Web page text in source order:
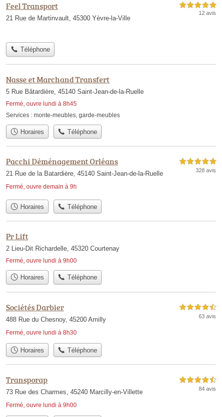
Feel Transport
21 Rue de Martinvault, 45300 Yèvre-la-Ville
5,0 étoiles sur 5
12 avis
Téléphone
Nasse et Marchand Transfert
5 Rue Bâtardière, 45140 Saint-Jean-de-la-Ruelle
Fermé, ouvre lundi à 8h45
Services : monte-meubles garde-meubles
Horaires Téléphone
Pacchi Déménagement Orléans
21 Rue de la Batardière, 45140 Saint-Jean-de-la-Ruelle
Fermé, ouvre demain à 9h
5,0 étoiles sur 5
328 avis
Horaires Téléphone
Pr Lift
2 Lieu-Dit Richardelle, 45320 Courtenay
Fermé, ouvre lundi à 9h00
Horaires Téléphone
Sociétés Darbier
488 Rue du Chesnoy, 45200 Amilly
Fermé, ouvre lundi à 8h30
4,5 étoiles sur 5
63 avis
Horaires Téléphone
Transporap
73 Rue des Charmes, 45240 Marcilly-en-Villette
Fermé, ouvre lundi à 9h00
4,5 étoiles sur 5
84 avis